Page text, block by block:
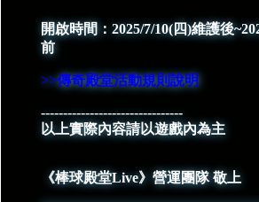
開啟時間：2025/7/10(四)維護後
前
>>傳奇殿堂活動規則說明
--------------------------------
以上實際內容請以遊戲內為主
《棒球殿堂Live》營運團隊 敬上